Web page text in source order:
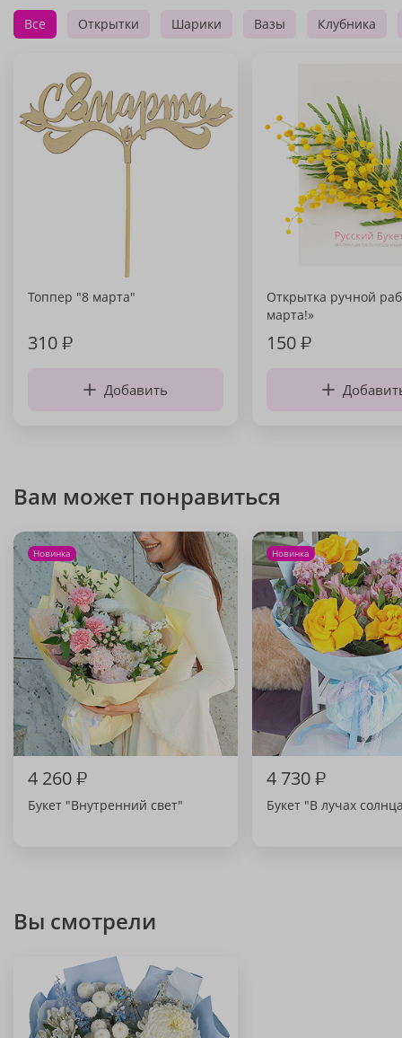
Все Открытки Шарики Вазы Клубника
Топпер "8 марта"
310₽
Добавить
Открытка ручной
марта!»
150₽
Вам может понравиться
Новинка
4 260₽
Букет "Внутренний свет"
Новинка
4 730₽
Букет "В лучах
Вы смотрели